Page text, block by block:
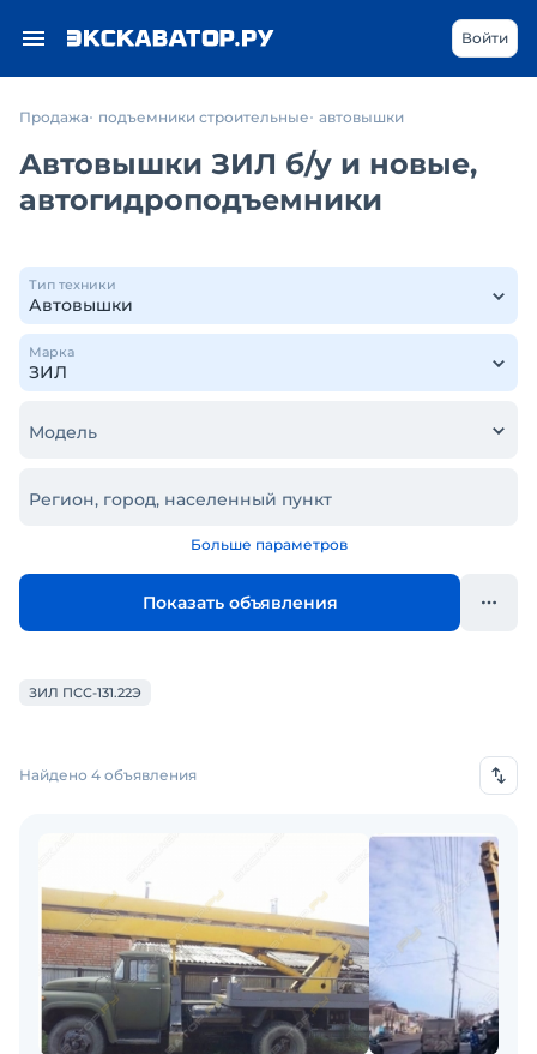
Войти
Продажа подъемники строительные автовышки
Автовышки ЗИЛ б/у и новые,
автогидроподъемники
Тип техники
Марка
Модель
Регион, город, населенный пункт
Больше параметров
Показать объявления
ЗИЛ ПСС-131.22Э
Найдено 4 объявления